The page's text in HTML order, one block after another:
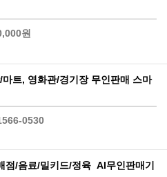
원
트, 영화관/경기장 무인판매 스마
0530
점/음료/밀키드/정육 AI무인판매기